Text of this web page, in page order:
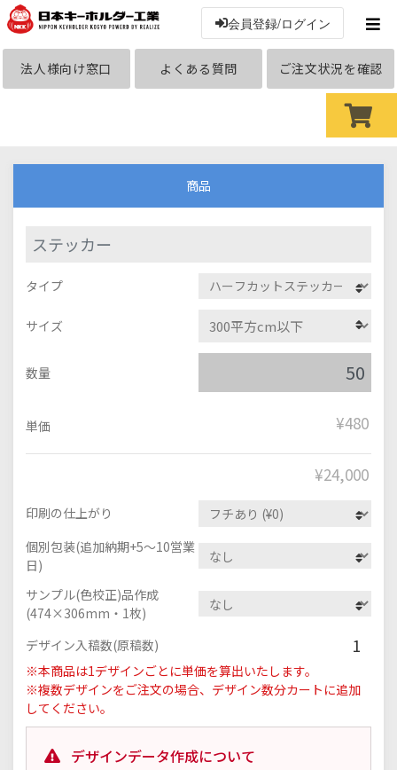
会員登録/ログイン
法人様向け窓口 よくある質問 ご注文状況を確認
商品
ステッカー
タイプ
サイズ
数量
単価 ¥480
¥24,000
印刷の仕上がり
個別包装(追加納期+5～10営業
日)
サンプル(色校正)品作成
(474×306mm・1枚)
デザイン入稿数(原稿数)
1
※本商品は1デザインごとに単価を算出いたします。
※複数デザインをご注文の場合、デザイン数分カートに追加
してください。
デザインデータ作成について